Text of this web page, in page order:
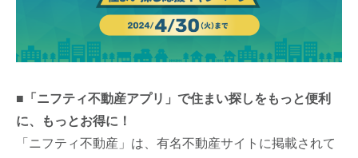
■「ニフティ不動産アプリ」で住まい探しをもっと便利
に、もっとお得に！
「ニフティ不動産」は、有名不動産サイトに掲載されて